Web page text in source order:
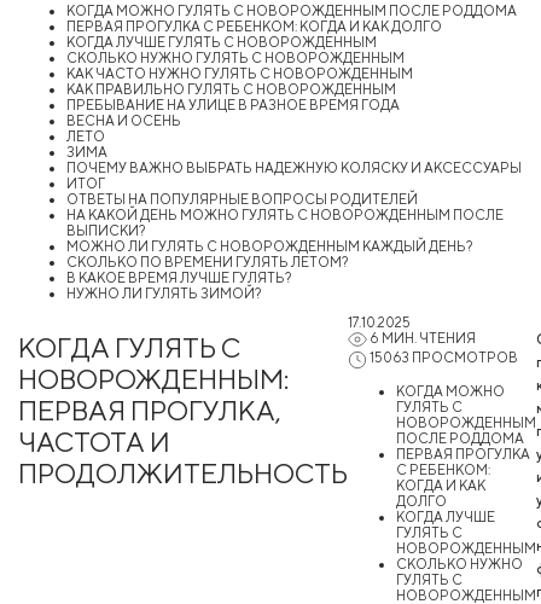
КОГДА МОЖНО ГУЛЯТЬ С НОВОРОЖДЕННЫМ ПОСЛЕ РОДДОМА
ПЕРВАЯ ПРОГУЛКА С РЕБЕНКОМ: КОГДА И КАК ДОЛГО
КОГДА ЛУЧШЕ ГУЛЯТЬ С НОВОРОЖДЕННЫМ
СКОЛЬКО НУЖНО ГУЛЯТЬ С НОВОРОЖДЕННЫМ
КАК ЧАСТО НУЖНО ГУЛЯТЬ С НОВОРОЖДЕННЫМ
КАК ПРАВИЛЬНО ГУЛЯТЬ С НОВОРОЖДЕННЫМ
ПРЕБЫВАНИЕ НА УЛИЦЕ В РАЗНОЕ ВРЕМЯ ГОДА
ВЕСНА И ОСЕНЬ
ЛЕТО
ЗИМА
ПОЧЕМУ ВАЖНО ВЫБРАТЬ НАДЕЖНУЮ КОЛЯСКУ И АКСЕССУАРЫ
ИТОГ
ОТВЕТЫ НА ПОПУЛЯРНЫЕ ВОПРОСЫ РОДИТЕЛЕЙ
НА КАКОЙ ДЕНЬ МОЖНО ГУЛЯТЬ С НОВОРОЖДЕННЫМ ПОСЛЕ
ВЫПИСКИ?
МОЖНО ЛИ ГУЛЯТЬ С НОВОРОЖДЕННЫМ КАЖДЫЙ ДЕНЬ?
СКОЛЬКО ПО ВРЕМЕНИ ГУЛЯТЬ ЛЕТОМ?
В КАКОЕ ВРЕМЯ ЛУЧШЕ ГУЛЯТЬ?
НУЖНО ЛИ ГУЛЯТЬ ЗИМОЙ?
КОГДА ГУЛЯТЬ С
НОВОРОЖДЕННЫМ:
ПЕРВАЯ ПРОГУЛКА,
ЧАСТОТА И
ПРОДОЛЖИТЕЛЬНОСТЬ
17.10.2025
6 МИН. ЧТЕНИЯ
15063 ПРОСМОТРОВ
КОГДА МОЖНО
ГУЛЯТЬ С
НОВОРОЖДЕННЫМ
ПОСЛЕ РОДДОМА
ПЕРВАЯ ПРОГУЛКА
С РЕБЕНКОМ:
КОГДА И КАК
ДОЛГО
КОГДА ЛУЧШЕ
ГУЛЯТЬ С
НОВОРОЖДЕННЫМ
СКОЛЬКО НУЖНО
ГУЛЯТЬ С
НОВОРОЖДЕННЫМ